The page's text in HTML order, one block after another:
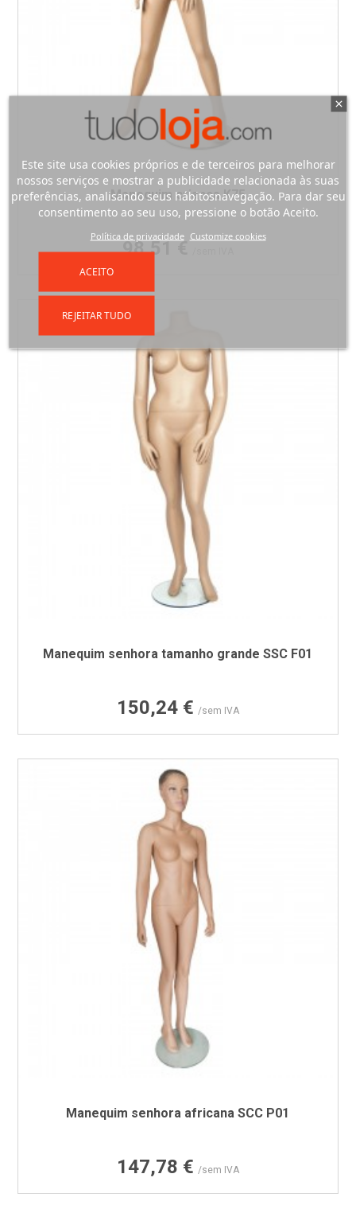
Manequim criança K75
Preço
98,51 €
Manequim senhora tamanho grande SSC F01
Preço
150,24 € /sem IVA
Manequim senhora africana SCC P01
Preço
147,78 € /sem IVA
Este site usa cookies próprios e de terceiros para melhorar
nossos serviços e mostrar a publicidade relacionada às suas
preferências, analisando seus hábitosnavegação. Para dar seu
consentimento ao seu uso, pressione o botão Aceito.
Política de privacidade Customize cookies
REJEITAR TUDO
ACEITO